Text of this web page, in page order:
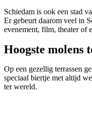
Schiedam is ook een stad
Er gebeurt daarom veel in
evenement, film, theater of
Hoogste molens
Op een gezellig terrassen
speciaal biertje met altijd
ter wereld.